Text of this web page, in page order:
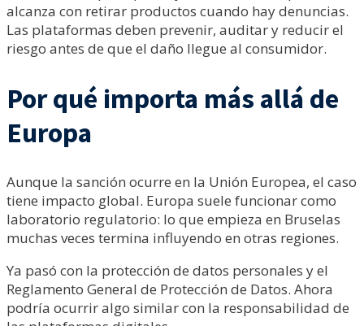
alcanza con retirar productos cuando hay denuncias.
Las plataformas deben prevenir, auditar y reducir el
riesgo antes de que el daño llegue al consumidor.
Por qué importa más allá de
Europa
Aunque la sanción ocurre en la Unión Europea, el caso
tiene impacto global. Europa suele funcionar como
laboratorio regulatorio: lo que empieza en Bruselas
muchas veces termina influyendo en otras regiones.
Ya pasó con la protección de datos personales y el
Reglamento General de Protección de Datos. Ahora
podría ocurrir algo similar con la responsabilidad de